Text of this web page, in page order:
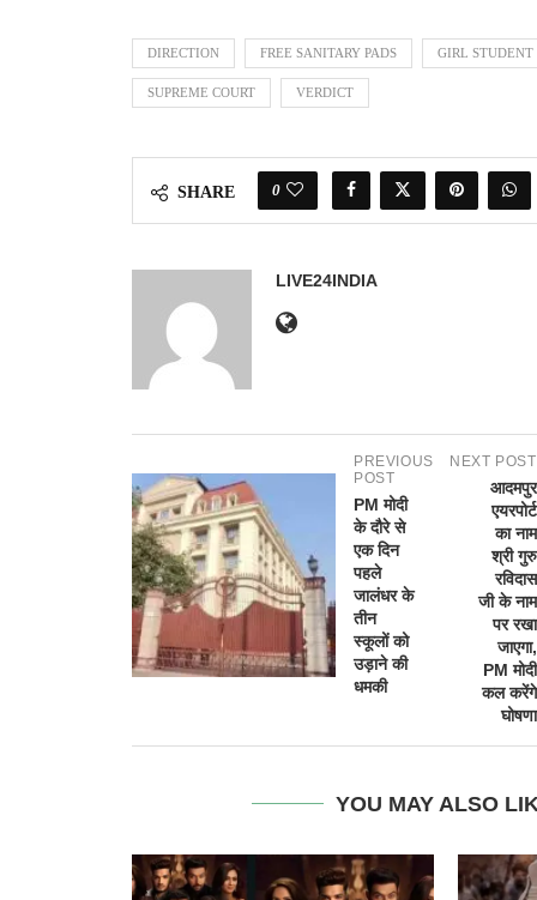
DIRECTION FREE SANITARY PADS GIRL STUDENT
SUPREME COURT VERDICT
SHARE 0
LIVE24INDIA
PREVIOUS
POST
PM मोदी
के दौरे से
एक दिन
पहले
जालंधर के
तीन
स्कूलों को
उड़ाने की
धमकी
NEXT POST
आदमपुर
एयरपोर्ट
का नाम
श्री गुरु
रविदास
जी के नाम
पर रखा
जाएगा,
PM मोदी
कल करेंगे
घोषणा
YOU MAY ALSO